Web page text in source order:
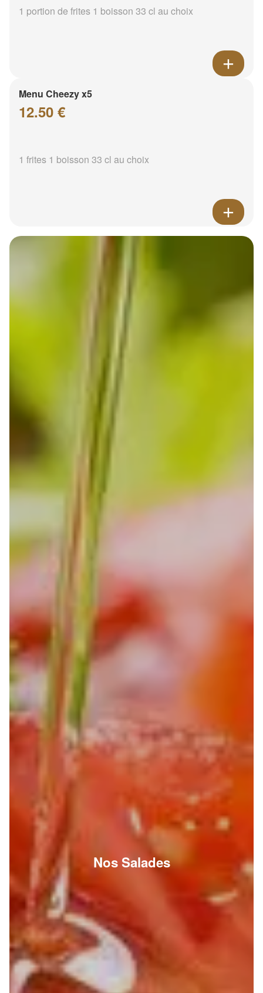
1 portion de frites 1 boisson 33 cl au choix
Menu Cheezy x5
12.50 €
1 frites 1 boisson 33 cl au choix
Nos Salades